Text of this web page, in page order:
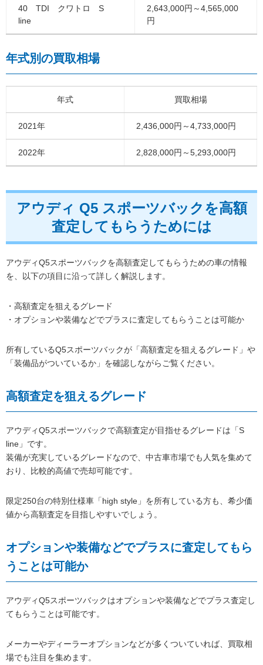
40 TDI クワトロ S
line
2,643,000円～4,565,000
円
年式別の買取相場
年式 買取相場
2021年 2,436,000円～4,733,000円
2022年 2,828,000円～5,293,000円
アウディ Q5 スポーツバックを高額
査定してもらうためには
アウディQ5スポーツバックを高額査定してもらうための車の情報
を、以下の項目に沿って詳しく解説します。
・高額査定を狙えるグレード
・オプションや装備などでプラスに査定してもらうことは可能か
所有しているQ5スポーツバックが「高額査定を狙えるグレード」や
「装備品がついているか」を確認しながらご覧ください。
高額査定を狙えるグレード
アウディQ5スポーツバックで高額査定が目指せるグレードは「S
line」です。
装備が充実しているグレードなので、中古車市場でも人気を集めて
おり、比較的高値で売却可能です。
限定250台の特別仕様車「high style」を所有している方も、希少価
値から高額査定を目指しやすいでしょう。
オプションや装備などでプラスに査定してもら
うことは可能か
アウディQ5スポーツバックはオプションや装備などでプラス査定し
てもらうことは可能です。
メーカーやディーラーオプションなどが多くついていれば、買取相
場でも注目を集めます。